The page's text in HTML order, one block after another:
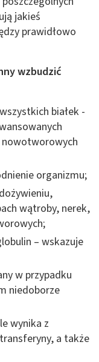
jakieś
prawidłowo
wzbudzić
białek -
organizmu;
wątroby, nerek,
– wskazuje
w przypadku
niedoborze
wynika z
a także